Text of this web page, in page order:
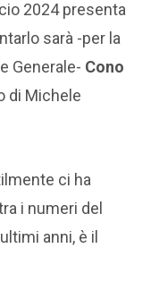
2024 presenta
sarà -per la
Generale- Cono
di Michele
ci ha
i numeri del
anni, è il